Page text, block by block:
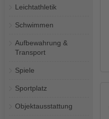
Leichtathletik
Schwimmen
Aufbewahrung &
Transport
Spiele
Sportplatz
Objektausstattung